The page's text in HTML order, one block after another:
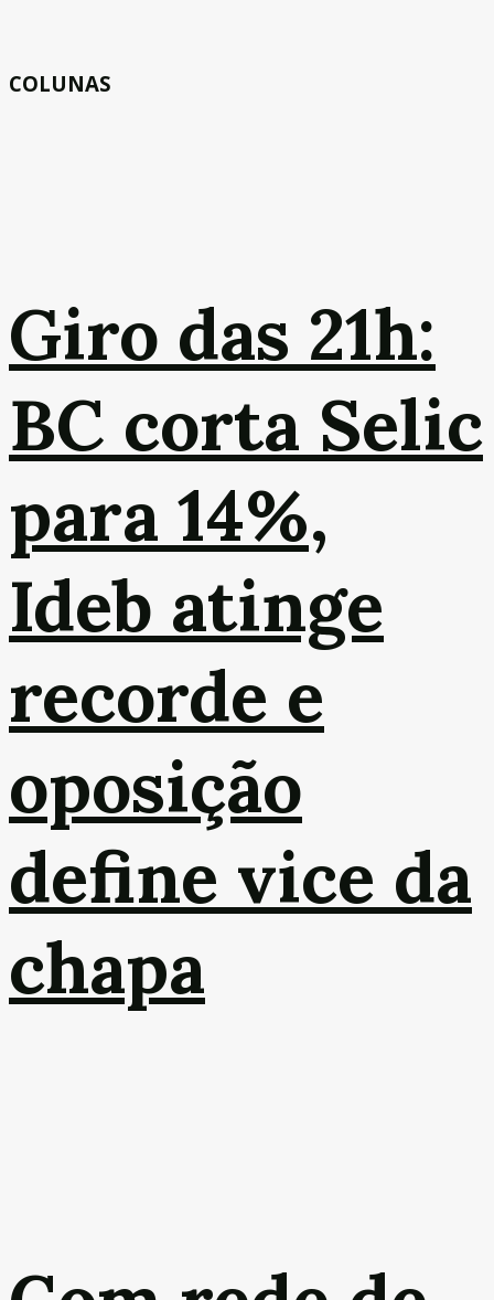
COLUNAS
Giro das 21h:
BC corta Selic
para 14%,
Ideb atinge
recorde e
oposição
define vice da
chapa